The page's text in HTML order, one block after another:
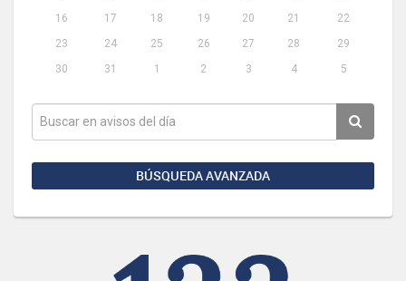
16
17 18 19 20 21
22
23
24 25 26 27 28
29
30
31 1 2 3 4 5
BÚSQUEDA AVANZADA